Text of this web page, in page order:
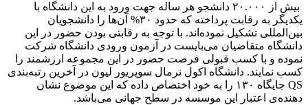
بیش از ۲۰.۰۰۰ دانشجو هر ساله جهت ورود به این دانشگاه با
یکدیگر به رقابت پرداخته که حدود ۳۰% آن‌ها را دانشجویان
بین‌المللی تشکیل نموده‌اند. با توجه به رقابتی بودن حضور در این
دانشگاه متقاضیان می‌بایست در آزمون ورودی دانشگاه شرکت
نموده و با کسب قبولی فرصت حضور در این مجموعه ارزشمند را
کسب نمایند. دانشگاه اکول نرمال سوپریور لیون در آخرین رتبه‌بندی
QS جایگاه ۱۳۰ را به خود اختصاص داده که این موضوع نشان‌
دهنده‌ی اعتبار این موسسه در سطح جهانی می‌باشد.